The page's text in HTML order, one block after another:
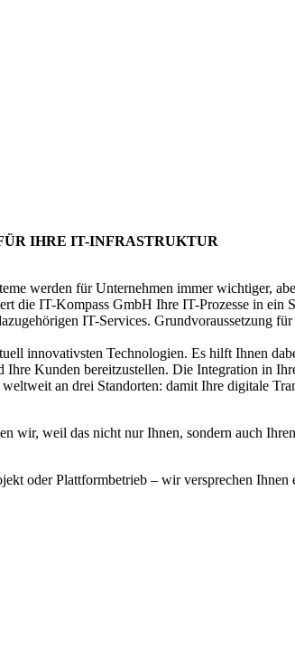
IHRE IT-INFRASTRUKTUR
werden für Unternehmen immer wichtiger,
die IT-Kompass GmbH Ihre IT-Prozesse in ein
IT-Services. Grundvoraussetzung für
innovativsten Technologien. Es hilft Ihnen
Kunden bereitzustellen. Die Integration in
an drei Standorten: damit Ihre digitale
wir, weil das nicht nur Ihnen, sondern auch
oder Plattformbetrieb – wir versprechen Ihnen